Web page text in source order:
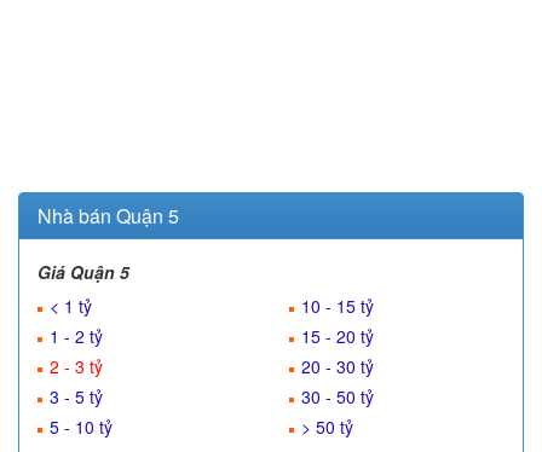
Nhà bán Quận 5
Giá Quận 5
< 1 tỷ
1 - 2 tỷ
2 - 3 tỷ
3 - 5 tỷ
5 - 10 tỷ
10 - 15 tỷ
15 - 20 tỷ
20 - 30 tỷ
30 - 50 tỷ
> 50 tỷ